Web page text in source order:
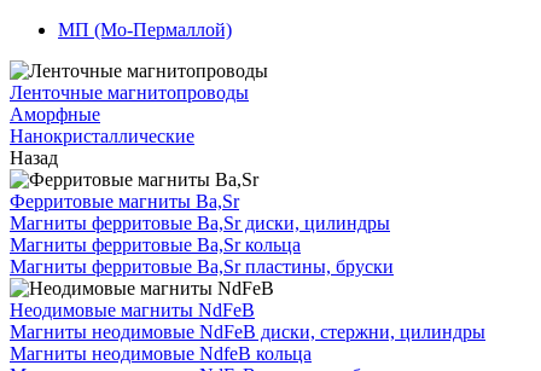
МП (Мо-Пермаллой)
Ленточные магнитопроводы
Аморфные
Нанокристаллические
Назад
Ферритовые магниты Ba,Sr
Магниты ферритовые Ba,Sr диски, цилиндры
Магниты ферритовые Ba,Sr кольца
Магниты ферритовые Ba,Sr пластины, бруски
Неодимовые магниты NdFeB
Магниты неодимовые NdFeB диски, стержни, цилиндры
Магниты неодимовые NdfeB кольца